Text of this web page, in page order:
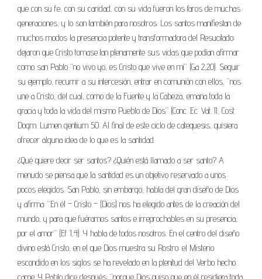
que con su fe, con su caridad, con su vida fueron los faros de muchas
generaciones, y lo son también para nosotros. Los santos manifiestan de
muchos modos la presencia potente y transformadora del Resucitado;
dejaron que Cristo tomase tan plenamente sus vidas que podían afirmar
como san Pablo “no vivo yo, es Cristo que vive en mí” (Ga 2,20). Seguir
su ejemplo, recurrir a su intercesión, entrar en comunión con ellos, “nos
une a Cristo, del cual, como de la Fuente y la Cabeza, emana toda la
gracia y toda la vida del mismo Pueblo de Dios” (Conc. Ec. Vat. II, Cost.
Dogm. Lumen gentium 50. Al final de este ciclo de catequesis, quisiera
ofrecer alguna idea de lo que es la santidad.
¿Qué quiere decir ser santos? ¿Quién está llamado a ser santo? A
menudo se piensa que la santidad es un objetivo reservado a unos
pocos elegidos. San Pablo, sin embargo, habla del gran diseño de Dios
y afirma: “En él – Cristo – (Dios) nos ha elegido antes de la creación del
mundo, y para que fuéramos santos e irreprochables en su presencia,
por el amor” (Ef 1,4). Y habla de todos nosotros. En el centro del diseño
divino está Cristo, en el que Dios muestra su Rostro: el Misterio
escondido en los siglos se ha revelado en la plenitud del Verbo hecho